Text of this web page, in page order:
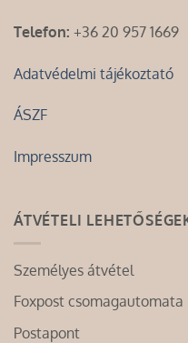
Telefon: +36 20 957 1669
Adatvédelmi tájékoztató
ÁSZF
Impresszum
ÁTVÉTELI
Személyes átvétel
Foxpost csomagautomata
Postapont